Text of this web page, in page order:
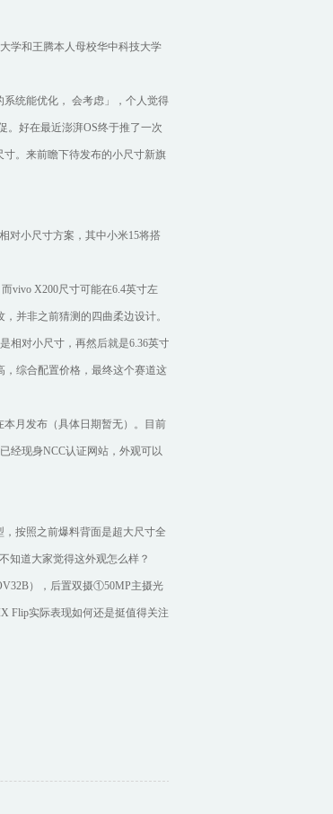
学和王腾本人母校华中科技大学
统能优化， 会考虑」，个人觉得
。好在最近澎湃OS终于推了一次
。来前瞻下待发布的小尺寸新旗
对小尺寸方案，其中小米15将搭
vivo X200尺寸可能在6.4英寸左
并非之前猜测的四曲柔边设计。
相对小尺寸，再然后就是6.36英寸
，综合配置价格，最终这个赛道这
月发布（具体日期暂无）。目前
经现身NCC认证网站，外观可以
按照之前爆料背面是超大尺寸全
知道大家觉得这外观怎么样？‍
），后置双摄①50MP主摄光
Flip实际表现如何还是挺值得关注